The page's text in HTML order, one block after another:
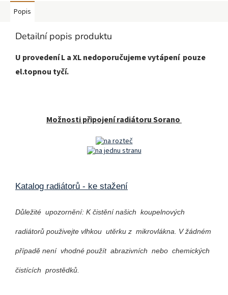
Popis
Detailní popis produktu
U provedení L a XL nedoporučujeme vytápení pouze
el.topnou tyčí.
Možnosti připojení radiátoru Sorano
Katalog radiátorů - ke stažení
Důležité upozornění: K čistění našich koupelnových
radiátorů použivejte vlhkou utěrku z mikrovlákna. V žádném
případě není vhodné použít abrazivních nebo chemických
čistících prostědků.